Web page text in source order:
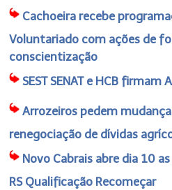
Cachoeira recebe
Voluntariado com ações de
conscientização
SEST SENAT e HCB
Arrozeiros pedem
renegociação de dívidas
Novo Cabrais abre dia 10
RS Qualificação Recomeçar